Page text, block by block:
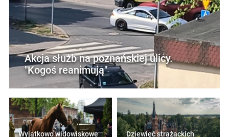
Akcja służb na poznańskiej ulicy.
"Kogoś reanimują"
Wyjątkowo widowiskowe
Dziewięć strażackich